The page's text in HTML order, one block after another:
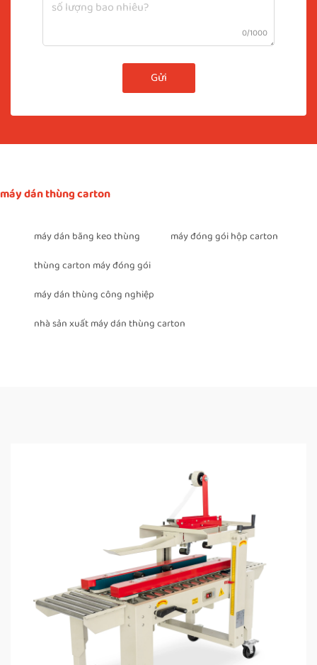
0/1000
Gửi
máy dán thùng carton
máy dán băng keo thùng
máy đóng gói hộp carton
thùng carton máy đóng gói
máy dán thùng công nghiệp
nhà sản xuất máy dán thùng carton